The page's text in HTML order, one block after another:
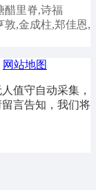
醋里脊,诗福
敦,金成柱,郑佳恩,
网站地图
值守自动采集，
言告知，我们将